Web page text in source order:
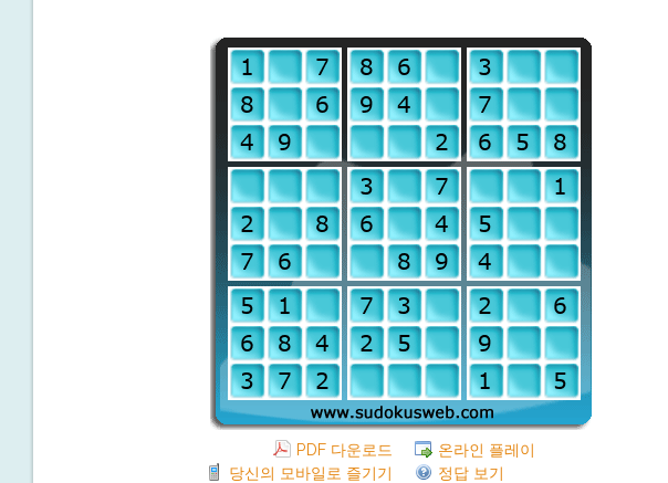
PDF 다운로드
온라인 플레이
당신의 모바일로 즐기기
정답 보기